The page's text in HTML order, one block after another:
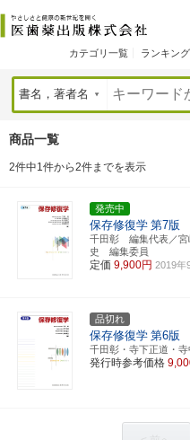
カテゴリ一覧 ランキング
商品一覧
2件中1件から2件までを表示
発売中
保存修復学 第7版
千田彰 編集代表／宮
史 編集委員
定価 9,900円 2019年
品切れ
保存修復学 第6版
千田彰・寺下正道・
発行時参考価格